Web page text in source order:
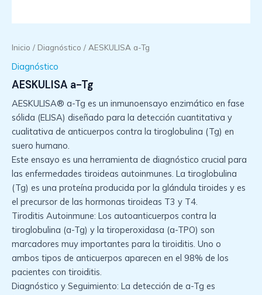
Inicio / Diagnóstico / AESKULISA a-Tg
Diagnóstico
AESKULISA a-Tg
AESKULISA® a-Tg es un inmunoensayo enzimático en fase
sólida (ELISA) diseñado para la detección cuantitativa y
cualitativa de anticuerpos contra la tiroglobulina (Tg) en
suero humano.
Este ensayo es una herramienta de diagnóstico crucial para
las enfermedades tiroideas autoinmunes. La tiroglobulina
(Tg) es una proteína producida por la glándula tiroides y es
el precursor de las hormonas tiroideas T3 y T4.
Tiroditis Autoinmune: Los autoanticuerpos contra la
tiroglobulina (a-Tg) y la tiroperoxidasa (a-TPO) son
marcadores muy importantes para la tiroiditis. Uno o
ambos tipos de anticuerpos aparecen en el 98% de los
pacientes con tiroiditis.
Diagnóstico y Seguimiento: La detección de a-Tg es